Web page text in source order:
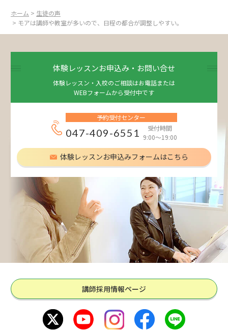
ホーム > 生徒の声
> モアは講師や教室が多いので、日程の都合が調整しやすい。
体験レッスンお申込み・お問い合せ
体験レッスン・入校のご相談はお電話または
WEBフォームから受付中です
予約受付センター
047-409-6551
受付時間
9:00～19:00
体験レッスンお申込みフォームはこちら
講師採用情報ページ